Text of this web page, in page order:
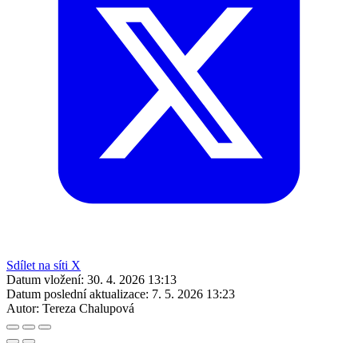
Sdílet na síti X
Datum vložení: 30. 4. 2026 13:13
Datum poslední aktualizace: 7. 5. 2026 13:23
Autor: Tereza Chalupová